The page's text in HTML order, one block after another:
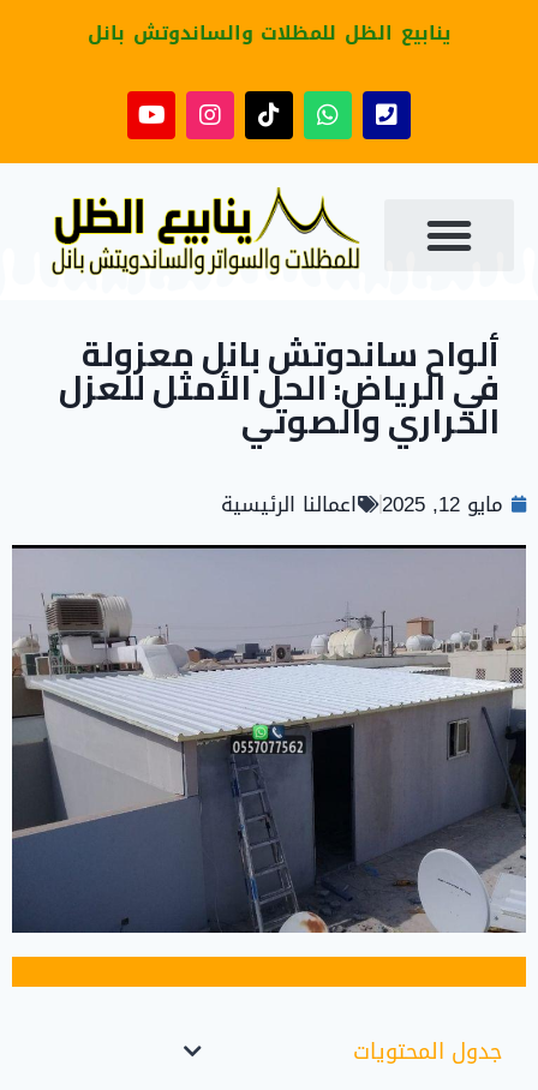
ينابيع الظل للمظلات والساندوتش بانل
ألواح ساندوتش بانل معزولة
في الرياض: الحل الأمثل للعزل
الحراري والصوتي
مايو 12, 2025 اعمالنا الرئيسية
جدول المحتويات